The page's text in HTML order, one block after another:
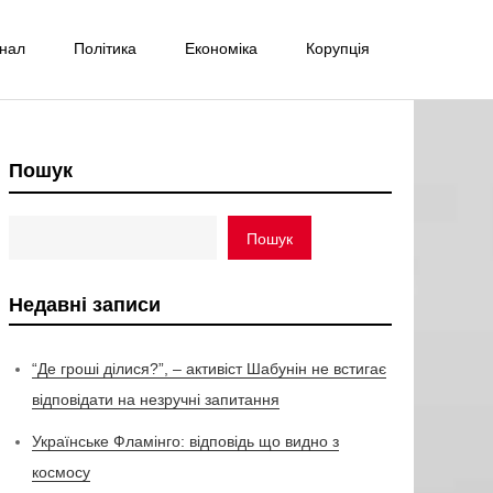
Політика Економіка Корупція
Пошук
Пошук
Недавні записи
“Де гроші ділися?”, – активіст Шабунін не встигає
відповідати на незручні запитання
Українське Фламінго: відповідь що видно з
космосу